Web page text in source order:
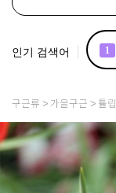
인기 검색어 1
3
구근류 가을구근 튤립